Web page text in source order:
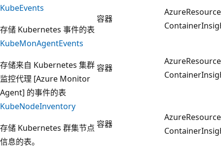
KubeEvents
存储 Kubernetes 事件的表
容器
KubeMonAgentEvents
存储来自 Kubernetes 集群
监控代理 [Azure Monitor
Agent] 的事件的表
容器
KubeNodeInventory
存储 Kubernetes 群集节点
信息的表。
容器